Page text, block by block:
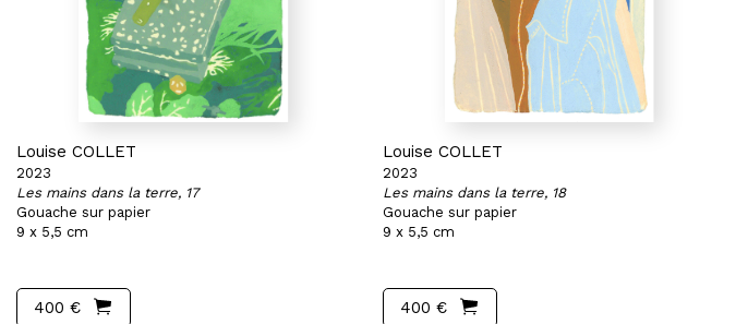
Louise COLLET
2023
Les mains dans la terre, 17
Gouache sur papier
9 x 5,5 cm
400 €
Louise COLLET
2023
Les mains dans la terre, 18
Gouache sur papier
9 x 5,5 cm
400 €